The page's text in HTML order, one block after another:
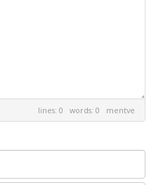
lines: 0 words: 0 mentve